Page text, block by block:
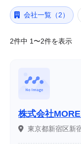
会社一覧（2）
2件中 1〜2件を表示
株式会社
東京都新宿区新